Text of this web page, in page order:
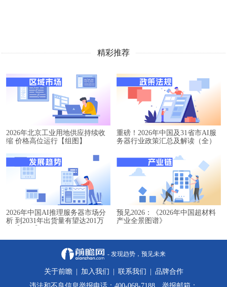
精彩推荐
2026年北京工业用地供应持续收
缩 价格高位运行【组图】
重磅！2026年中国及31省市AI服
务器行业政策汇总及解读（全）
2026年中国AI推理服务器市场分
析 到2031年出货量有望达201万
预见2026：《2026年中国超材料
产业全景图谱》
- 发现趋势，预见未来
关于前瞻 | 加入我们 | 联系我们 | 品牌合作